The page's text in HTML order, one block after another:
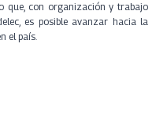
que, con organización y trabajo
es posible avanzar hacia la
el país.